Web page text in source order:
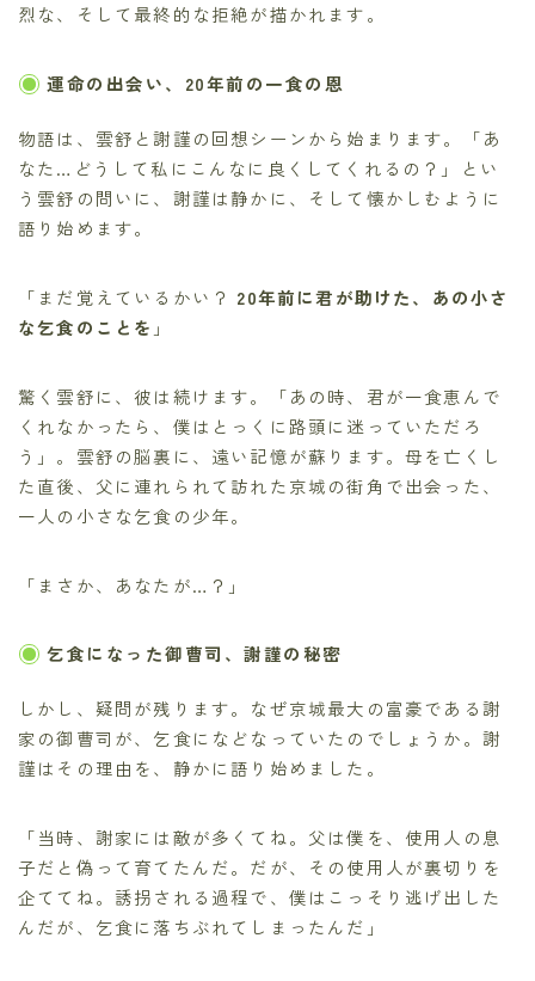
烈な、そして最終的な拒絶が描かれます。
運命の出会い、20年前の一食の恩
物語は、雲舒と謝謹の回想シーンから始まります。「あ
なた…どうして私にこんなに良くしてくれるの？」とい
う雲舒の問いに、謝謹は静かに、そして懐かしむように
語り始めます。
「まだ覚えているかい？ 20年前に君が助けた、あの小さ
な乞食のことを 」
驚く雲舒に、彼は続けます。「あの時、君が一食恵んで
くれなかったら、僕はとっくに路頭に迷っていただろ
う」。雲舒の脳裏に、遠い記憶が蘇ります。母を亡くし
た直後、父に連れられて訪れた京城の街角で出会った、
一人の小さな乞食の少年。
「まさか、あなたが…？」
乞食になった御曹司、謝謹の秘密
しかし、疑問が残ります。なぜ京城最大の富豪である謝
家の御曹司が、乞食になどなっていたのでしょうか。謝
謹はその理由を、静かに語り始めました。
「当時、謝家には敵が多くてね。父は僕を、使用人の息
子だと偽って育てたんだ。だが、その使用人が裏切りを
企ててね。誘拐される過程で、僕はこっそり逃げ出した
んだが、乞食に落ちぶれてしまったんだ」